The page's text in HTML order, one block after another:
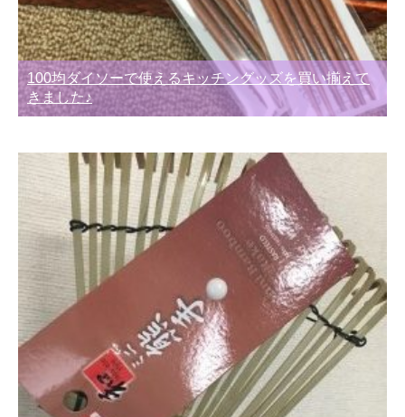
100均ダイソーで使えるキッチングッズを買い揃えて
きました♪